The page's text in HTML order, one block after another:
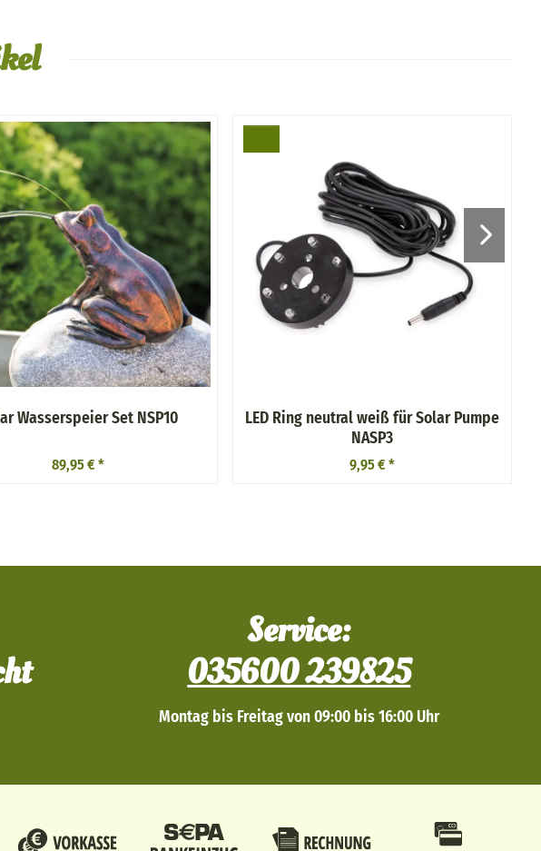
Wasserspeier Set NSP10
89,95 € *
LED Ring neutral weiß für Solar Pumpe
NASP3
9,95 € *
Service:
035600 239825
Montag bis Freitag von 09:00 bis 16:00 Uhr